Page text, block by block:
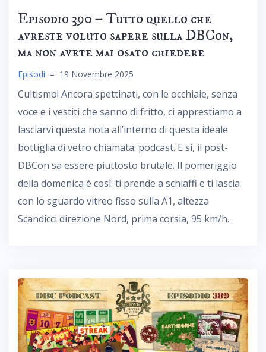
Episodio 390 – Tutto quello che
avreste voluto sapere sulla DBCon,
ma non avete mai osato chiedere
Episodi – 19 Novembre 2025
Cultismo! Ancora spettinati, con le occhiaie, senza
voce e i vestiti che sanno di fritto, ci apprestiamo a
lasciarvi questa nota all’interno di questa ideale
bottiglia di vetro chiamata: podcast. E sì, il post-
DBCon sa essere piuttosto brutale. Il pomeriggio
della domenica è così: ti prende a schiaffi e ti lascia
con lo sguardo vitreo fisso sulla A1, altezza
Scandicci direzione Nord, prima corsia, 95 km/h.